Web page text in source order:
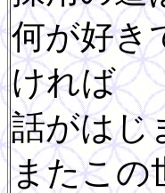
何が好
ければ
話がは
またこの